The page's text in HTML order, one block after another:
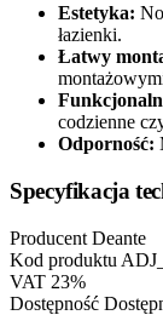
Estetyka:
łazienki.
Łatwy
codzienne
Odporność:
Specyfikacja
Producent Deante
Kod produktu
VAT 23%
Dostępność